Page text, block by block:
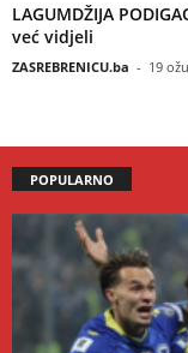
LAGUMDŽIJA
već vidjeli
ZASREBRENICU.ba - 19
POPULARNO